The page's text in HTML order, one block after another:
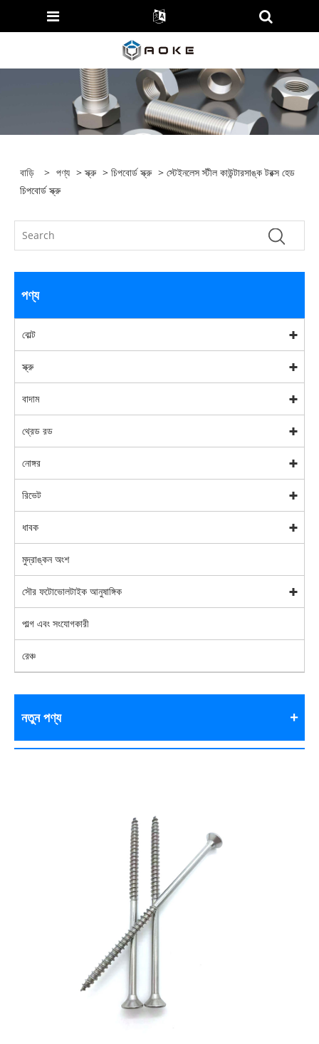
বাড়ি > পণ্য >স্ক্রু >চিপবোর্ড স্ক্রু > স্টেইনলেস স্টীল কাউন্টারসাঙ্ক টরক্স হেড
চিপবোর্ড স্ক্রু
পণ্য
বোল্ট
স্ক্রু
বাদাম
থ্রেড রড
নোঙ্গর
রিভেট
ধাবক
মুদ্রাঙ্কন অংশ
সৌর ফটোভোলটাইক আনুষাঙ্গিক
পাল্গ এবং সংযোগকারী
রেঞ্চ
নতুন পণ্য